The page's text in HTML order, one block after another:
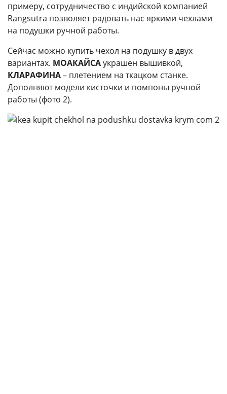
примеру, сотрудничество с индийской компанией
Rangsutra позволяет радовать нас яркими чехлами
на подушки ручной работы.
Сейчас можно купить чехол на подушку в двух
вариантах. МОАКАЙСАукрашен вышивкой,
КЛАРАФИНА– плетением на ткацком станке.
Дополняют модели кисточки и помпоны ручной
работы (фото 2).